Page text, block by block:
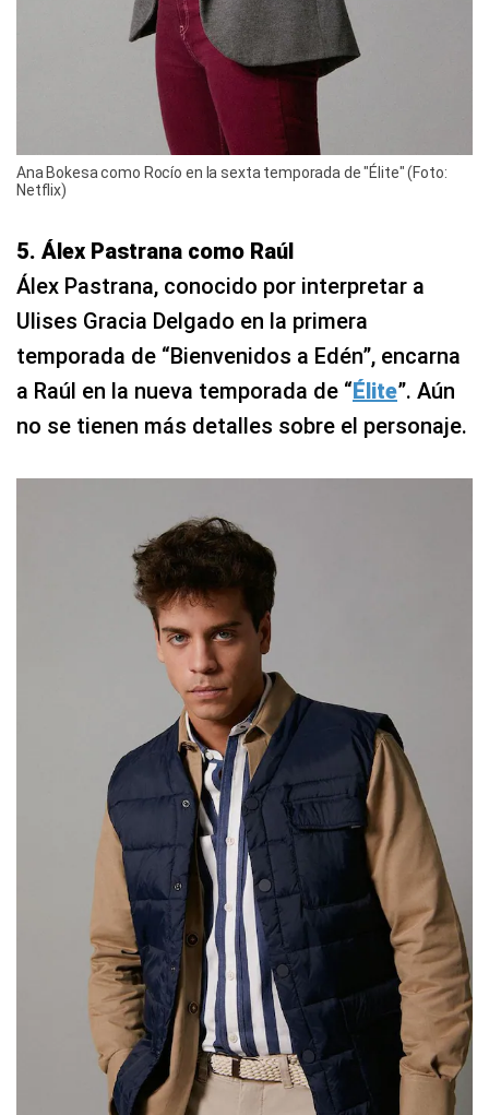
Ana Bokesa como Rocío en la sexta temporada de "Élite" (Foto:
Netflix)
5. Álex Pastrana como Raúl
Álex Pastrana, conocido por interpretar a
Ulises Gracia Delgado en la primera
temporada de “Bienvenidos a Edén”, encarna
a Raúl en la nueva temporada de “Élite”. Aún
no se tienen más detalles sobre el personaje.